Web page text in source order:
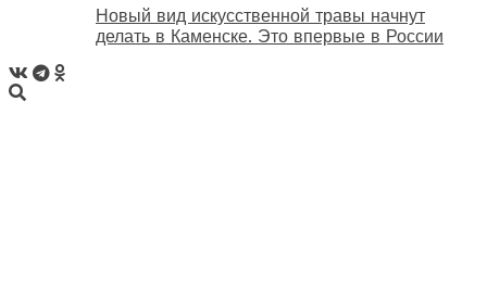
Новый вид искусственной травы начнут
делать в Каменске. Это впервые в России